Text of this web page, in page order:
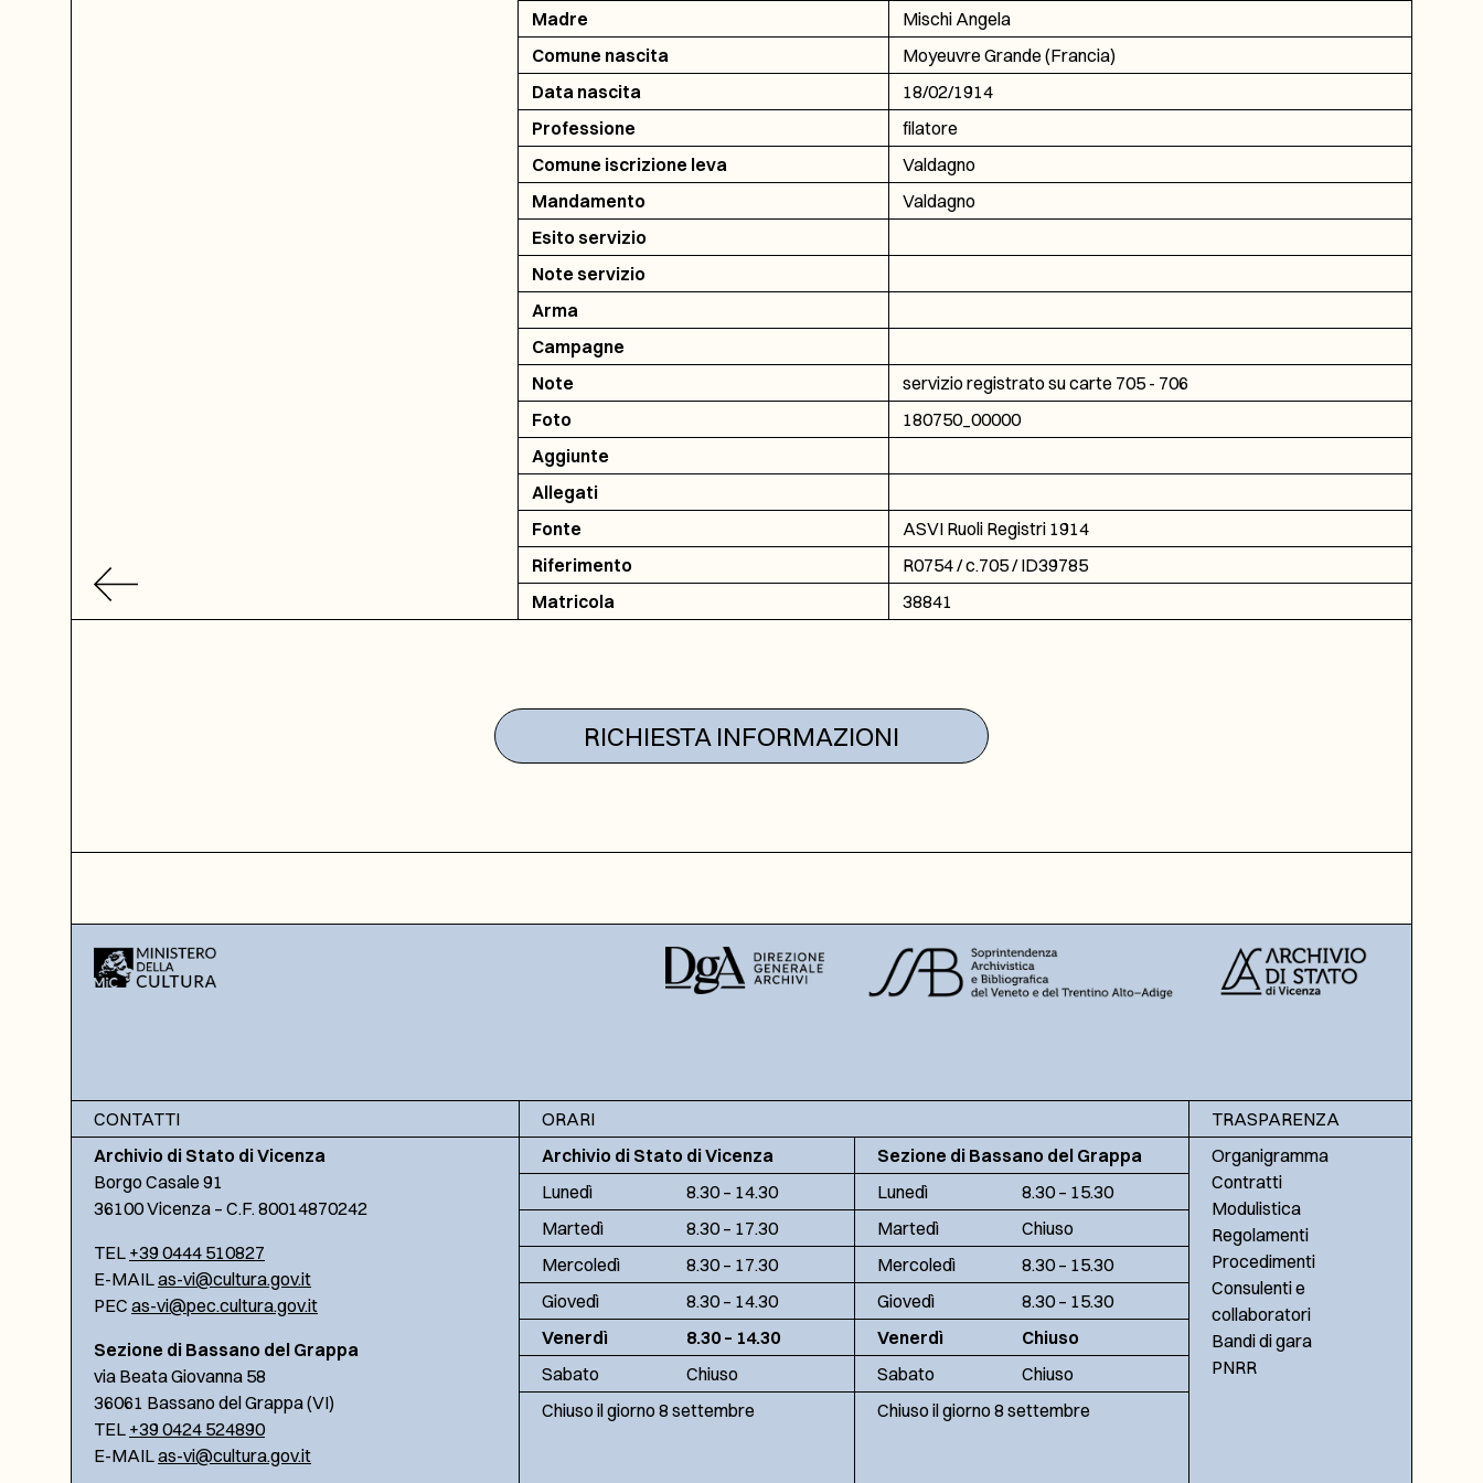
Madre
Mischi Angela
Comune nascita
Moyeuvre Grande (Francia)
Data nascita
18/02/1914
Professione
filatore
Comune iscrizione leva
Valdagno
Mandamento
Valdagno
Esito servizio
Note servizio
Arma
Campagne
Note
servizio registrato su carte 705 - 706
Foto
180750_00000
Aggiunte
Allegati
Fonte
ASVI Ruoli Registri 1914
Riferimento
R0754 / c.705 / ID39785
Matricola
38841
RICHIESTA INFORMAZIONI
CONTATTI
Archivio di Stato di Vicenza
Borgo Casale 91
36100 Vicenza – C.F. 80014870242
TEL +39 0444 510827
E-MAILas-vi@cultura.gov.it
PEC as-vi@pec.cultura.gov.it
Sezione di Bassano del Grappa
via Beata Giovanna 58
36061 Bassano del Grappa (VI)
TEL +39 0424 524890
E-MAILas-vi@cultura.gov.it
ORARI
Archivio di Stato di Vicenza
Lunedì
8.30 – 14.30
Martedì
8.30 – 17.30
Mercoledì
8.30 – 17.30
Giovedì
8.30 – 14.30
Venerdì
8.30 – 14.30
Sabato
Chiuso
Chiuso il giorno 8 settembre
Sezione di Bassano del Grappa
Lunedì
8.30 – 15.30
Martedì
Chiuso
Mercoledì
8.30 – 15.30
Giovedì
8.30 – 15.30
Venerdì
Chiuso
Sabato
Chiuso
Chiuso il giorno 8 settembre
TRASPARENZA
Organigramma
Contratti
Modulistica
Regolamenti
Procedimenti
Consulenti e
collaboratori
Bandi di gara
PNRR